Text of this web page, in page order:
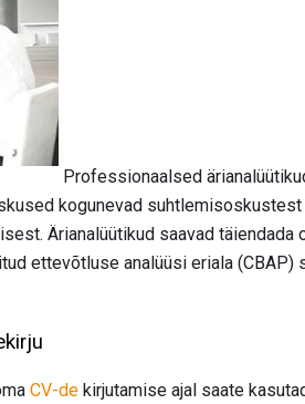
Professionaalsed
kogunevad
Ärianalüütikud saavad
ettevõtluse analüüsi eriala
CV-de kirjutamise ajal saate